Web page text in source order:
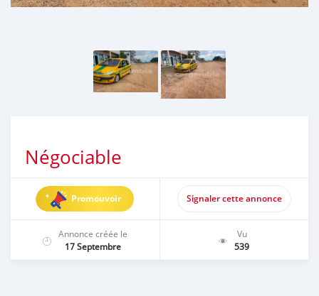
Négociable
Promouvoir Signaler cette annonce
Annonce créée le
17 Septembre
Vu
539